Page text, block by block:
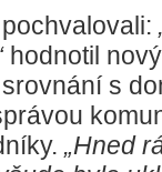
hodnotil
s
„Hned